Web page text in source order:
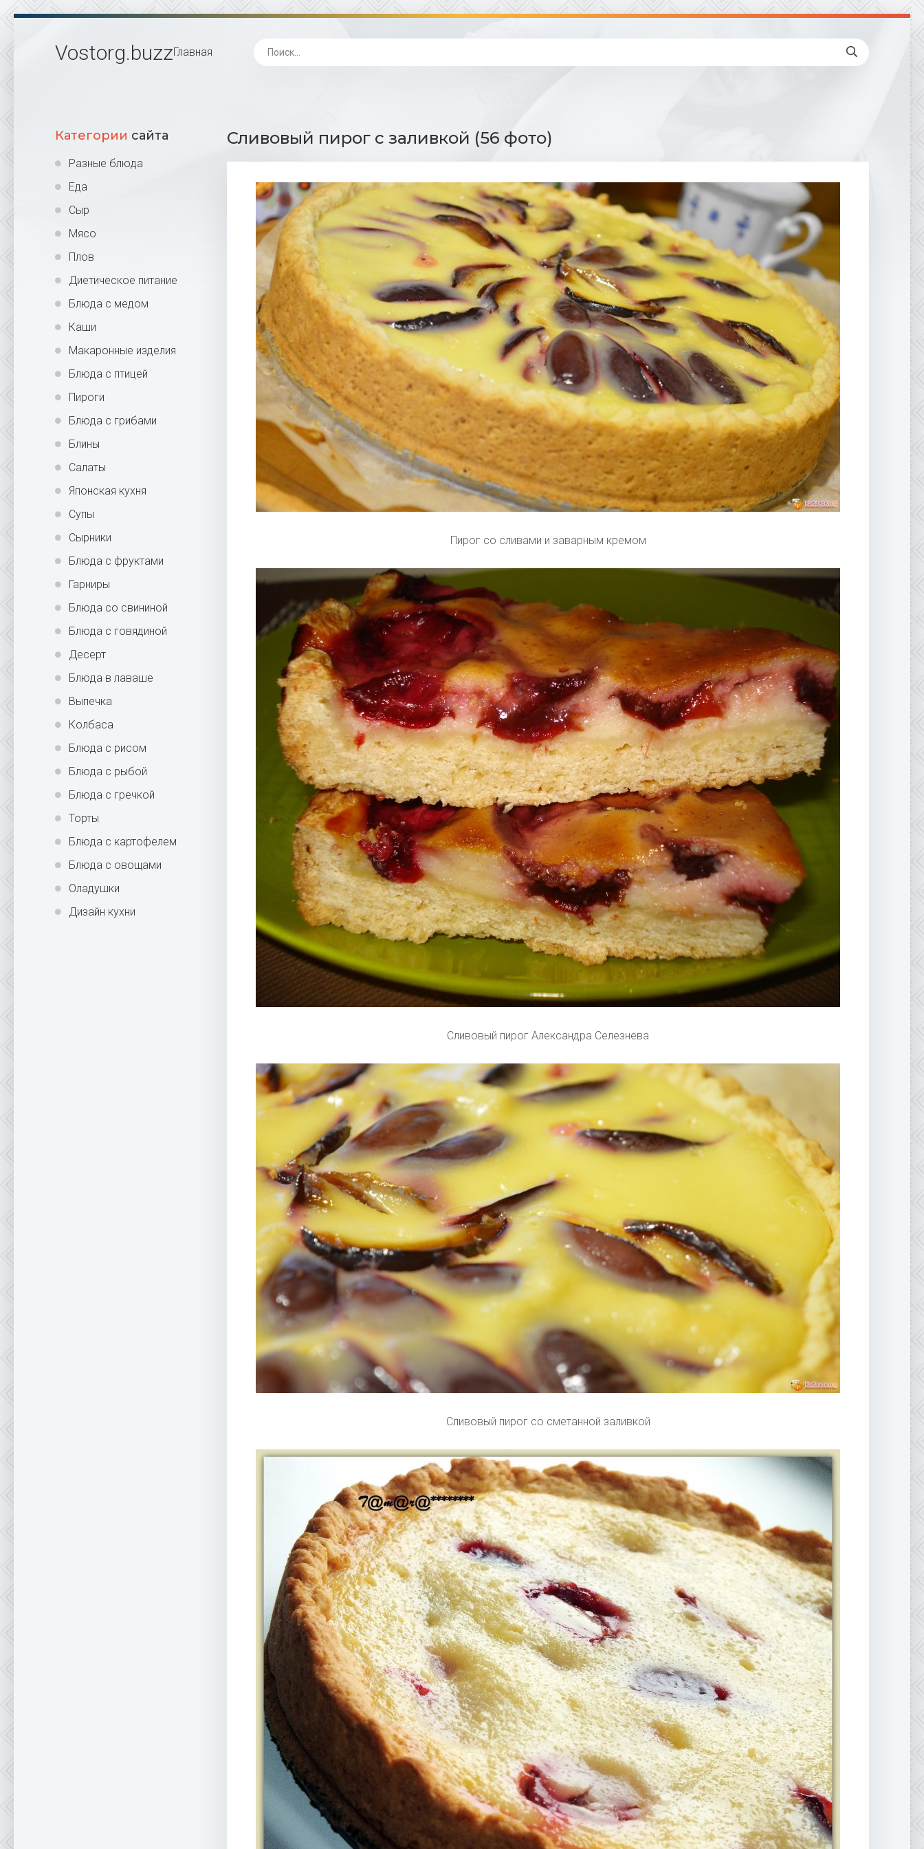
Vostorg.buzzГлавная
Категории сайта
Разные блюда
Еда
Сыр
Мясо
Плов
Диетическое питание
Блюда с медом
Каши
Макаронные изделия
Блюда с птицей
Пироги
Блюда с грибами
Блины
Салаты
Японская кухня
Супы
Сырники
Блюда с фруктами
Гарниры
Блюда со свининой
Блюда с говядиной
Десерт
Блюда в лаваше
Выпечка
Колбаса
Блюда с рисом
Блюда с рыбой
Блюда с гречкой
Торты
Блюда с картофелем
Блюда с овощами
Оладушки
Дизайн кухни
Сливовый пирог с заливкой (56 фото)
Пирог со сливами и заварным кремом
Сливовый пирог Александра Селезнева
Сливовый пирог со сметанной заливкой